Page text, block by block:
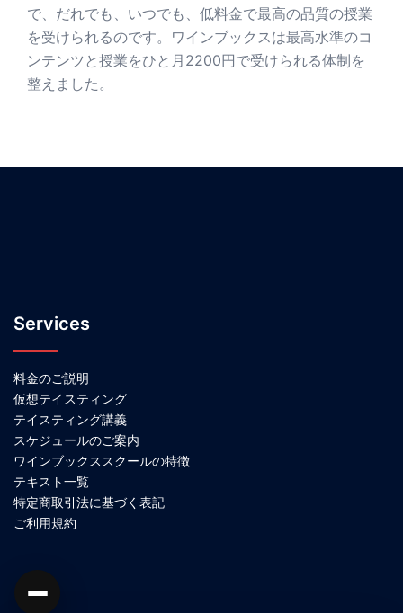
で、だれでも、いつでも、低料金で最高の品質の授業
を受けられるのです。ワインブックスは最高水準のコ
ンテンツと授業をひと月2200円で受けられる体制を
整えました。
Services
料金のご説明
仮想テイスティング
テイスティング講義
スケジュールのご案内
ワインブックススクールの特徴
テキスト一覧
特定商取引法に基づく表記
ご利用規約